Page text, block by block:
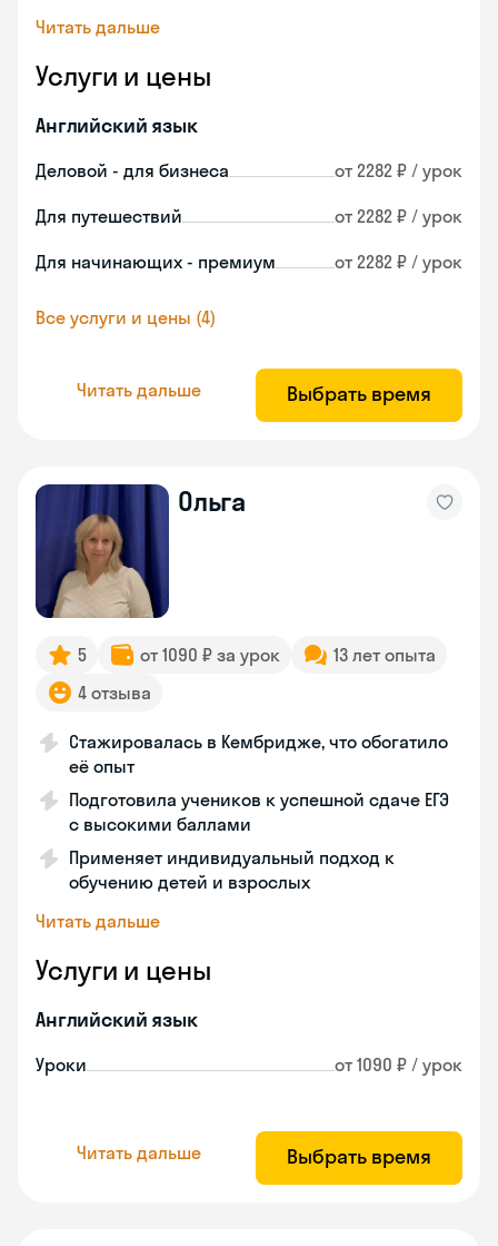
Читать дальше
Услуги и цены
Английский язык
Деловой - для бизнеса от 2282 ₽ / урок
Для путешествий от 2282 ₽ / урок
Для начинающих - премиум от 2282 ₽ / урок
Все услуги и цены (4)
Читать дальше Выбрать время
Ольга
5 от 1090 ₽ за урок
13 лет опыта
4 отзыва
Стажировалась в Кембридже, что обогатило
её опыт
Подготовила учеников к успешной сдаче ЕГЭ
с высокими баллами
Применяет индивидуальный подход к
обучению детей и взрослых
Читать дальше
Услуги и цены
Английский язык
Уроки от 1090 ₽ / урок
Читать дальше Выбрать время